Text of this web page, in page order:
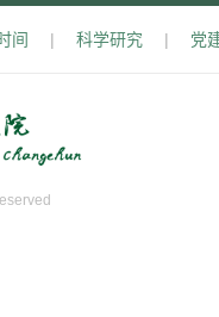
间 | 科学研究 | 党